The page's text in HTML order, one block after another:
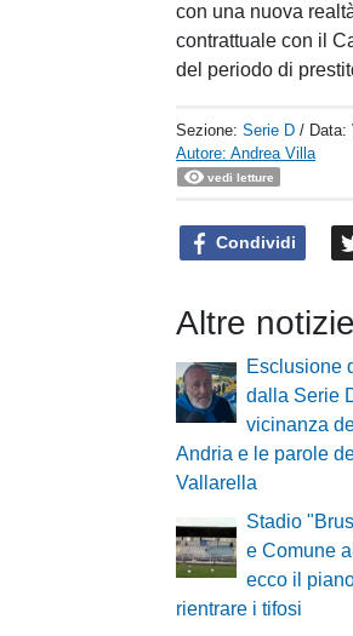
con una nuova
contrattuale con il
del periodo di
Sezione:Serie D / Data:
Autore: Andrea Villa
vedi letture
Condividi
Altre
Esclusione
dalla Serie
vicinanza
Andria e le parole
Vallarella
Stadio
e Comune
ecco il
rientrare i tifosi